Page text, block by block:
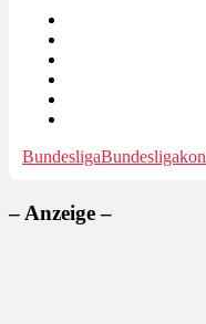
Bundesliga
– Anzeige –